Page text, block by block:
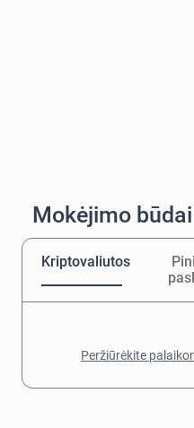
Mokėjimo būdai
Kriptovaliutos
Peržiūrėkite